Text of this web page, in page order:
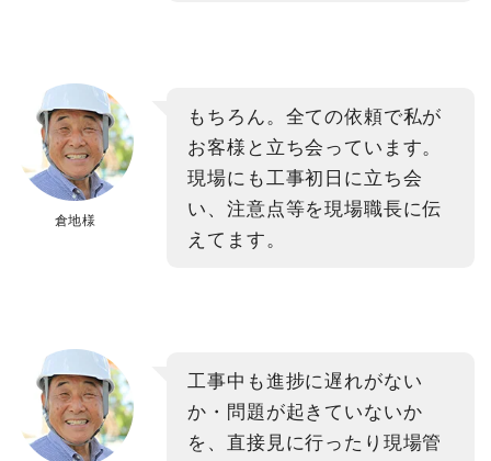
倉地様
もちろん。全ての依頼で私が
お客様と立ち会っています。
現場にも工事初日に立ち会
い、注意点等を現場職長に伝
えてます。
工事中も進捗に遅れがない
か・問題が起きていないか
を、直接見に行ったり現場管